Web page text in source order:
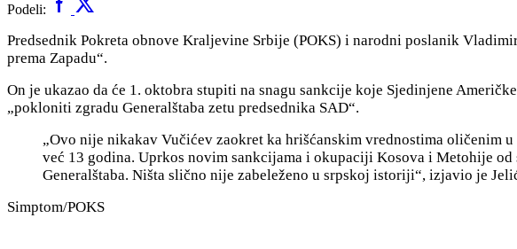
Podeli:
Predsednik Pokreta obnove Kraljevine Srbije (POKS) i narodni poslanik
prema Zapadu“.
On je ukazao da će 1. oktobra stupiti na snagu sankcije koje Sjedinjene
„pokloniti zgradu Generalštaba zetu predsednika SAD“.
„Ovo nije nikakav Vučićev zaokret ka hrišćanskim vrednostima oličenim
već 13 godina. Uprkos novim sankcijama i okupaciji Kosova i Metohije
Generalštaba. Ništa slično nije zabeleženo u srpskoj istoriji“, izjavio je
Simptom/POKS